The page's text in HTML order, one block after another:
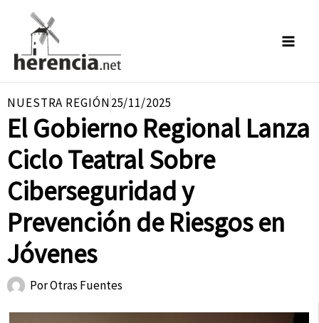
contenido
NUESTRA REGIÓN25/11/2025
El Gobierno Regional Lanza
Ciclo Teatral Sobre
Ciberseguridad y
Prevención de Riesgos en
Jóvenes
PorOtras Fuentes